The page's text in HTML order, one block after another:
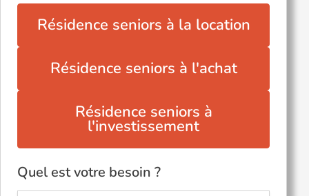
Résidence seniors à la location
Résidence seniors à l'achat
Résidence seniors à
l'investissement
Quel est votre besoin ?